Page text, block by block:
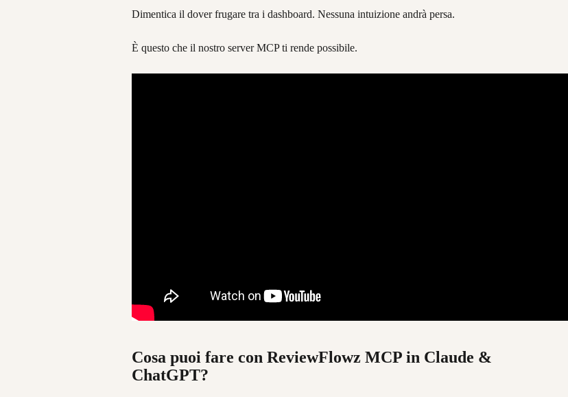
Dimentica il dover frugare tra i dashboard. Nessuna intuizione andrà persa.
È questo che il nostro server MCP ti rende possibile.
Cosa puoi fare con ReviewFlowz MCP in Claude &
ChatGPT?